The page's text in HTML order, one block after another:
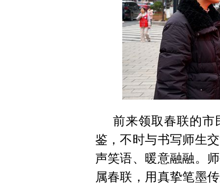
前来领取春联的市
鉴，不时与书写师生
声笑语、暖意融融。
属春联，用真挚笔墨